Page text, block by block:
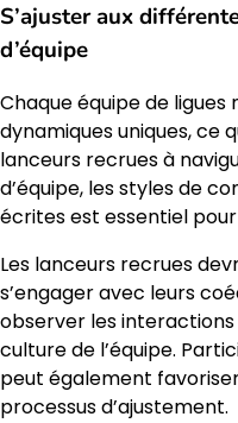
S’ajuster aux
d’équipe
Chaque équipe de
dynamiques uniques, ce
lanceurs recrues à
d’équipe, les styles de
écrites est essentiel
Les lanceurs recrues
s’engager avec leurs
observer les
culture de l’équipe.
peut également
processus d’ajustement.